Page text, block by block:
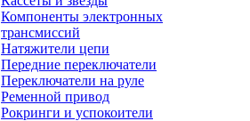
Компоненты электронных
трансмиссий
Натяжители цепи
Передние переключатели
Переключатели на руле
Ременной привод
Рокринги и успокоители